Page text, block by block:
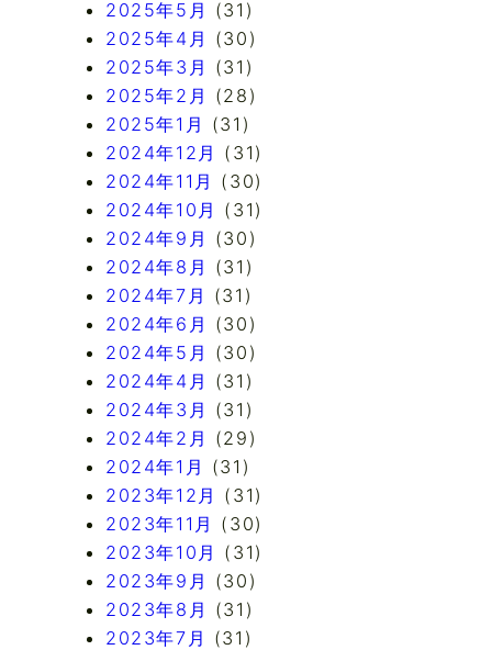
2025年5月 (31)
2025年4月 (30)
2025年3月 (31)
2025年2月 (28)
2025年1月 (31)
2024年12月 (31)
2024年11月 (30)
2024年10月 (31)
2024年9月 (30)
2024年8月 (31)
2024年7月 (31)
2024年6月 (30)
2024年5月 (30)
2024年4月 (31)
2024年3月 (31)
2024年2月 (29)
2024年1月 (31)
2023年12月 (31)
2023年11月 (30)
2023年10月 (31)
2023年9月 (30)
2023年8月 (31)
2023年7月 (31)